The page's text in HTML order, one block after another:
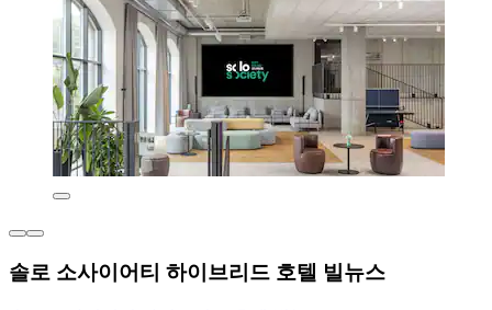
솔로 소사이어티 하이브리드 호텔 빌뉴스